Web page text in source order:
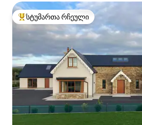
სტუმართა რჩეული მოწინავე ვარიანტი
სტუმართა რჩეული